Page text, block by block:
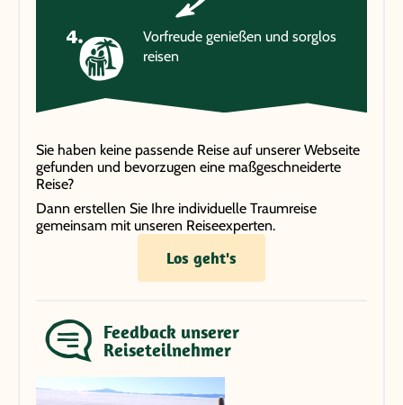
Vorfreude genießen und sorglos
reisen
Sie haben keine passende Reise auf unserer Webseite
gefunden und bevorzugen eine maßgeschneiderte
Reise?
Dann erstellen Sie Ihre individuelle Traumreise
gemeinsam mit unseren Reiseexperten.
Los geht's
Feedback unserer
Reiseteilnehmer